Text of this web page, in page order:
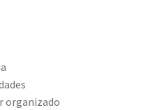
organizado